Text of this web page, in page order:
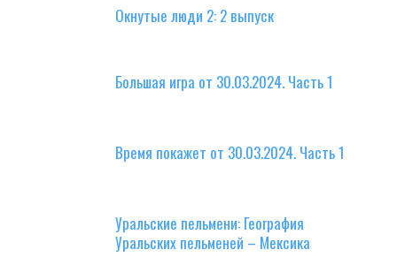
Окнутые люди 2: 2 выпуск
Большая игра от 30.03.2024. Часть 1
Время покажет от 30.03.2024. Часть 1
Уральские пельмени: География
Уральских пельменей – Мексика